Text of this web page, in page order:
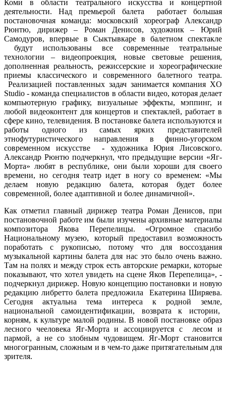
Коми в области театрального искусства и концертной
деятельности. Над премьерой балета работает большая
постановочная команда: московский хореограф Александр
Рюнтю, дирижер – Роман Денисов, художник – Юрий
Самодуров, впервые в Сыктывкаре в балетном спектакле
будут использованы все современные театральные
технологии – видеопроекция, новые световые решения,
дополненная реальность, режиссерские и хореографические
приемы классического и современного балетного театра.
Реализацией поставленных задач занимается компания XO
Studio - команда специалистов в области видео, которая делает
компьютерную графику, визуальные эффекты, мэппинг, и
любой видеоконтент для концертов и спектаклей, работает в
сфере кино, телевидения. В постановке балета используются и
работы одного из самых ярких представителей
этнофутуристического направления в финно-угорском
современном искусстве - художника Юрия Лисовского.
Александр Рюнтю подчеркнул, что предыдущие версии «Яг-
Морта» любят в республике, они были хороши для своего
времени, но сегодня театр идет в ногу со временем: «Мы
делаем новую редакцию балета, которая будет более
современной, более адаптивной и более динамичной».
Как отметил главный дирижер театра Роман Денисов, при
постановочной работе им были изучены архивные материалы
композитора Якова Перепелицы. «Огромное спасибо
Национальному музею, который предоставил возможность
поработать с рукописью, потому что для воссоздания
музыкальной картины балета для нас это было очень важно.
Там на полях и между строк есть авторские ремарки, которые
показывают, что хотел увидеть на сцене Яков Перепелица», -
подчеркнул дирижер. Новую концепцию постановки и новую
редакцию либретто балета предложила Екатерина Ширяева.
Сегодня актуальна тема интереса к родной земле,
национальной самоидентификации, возврата к истории,
корням, к культуре малой родины. В новой постановке образ
лесного чееловека Яг-Морта и ассоциируется с лесом и
пармой, а не со злобным чудовищем. Яг-Морт становится
многогранным, сложным и в чем-то даже притягательным для
зрителя.